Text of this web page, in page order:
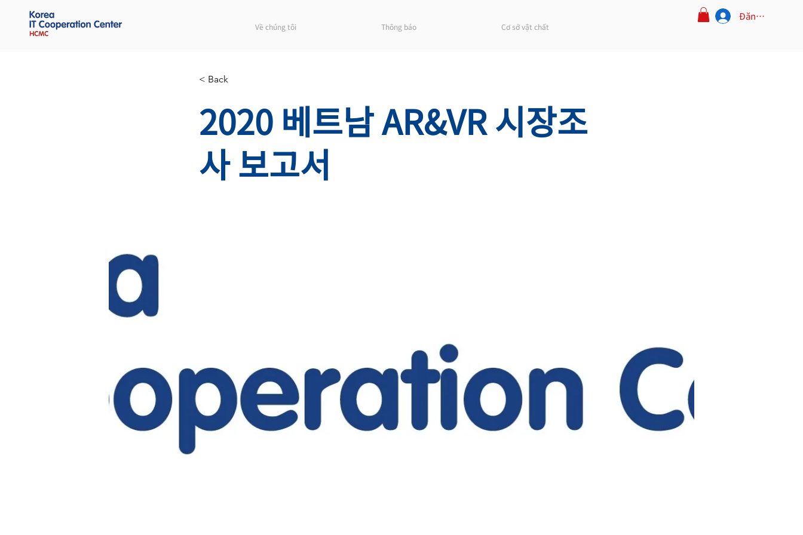
Về chúng tôi Thông báo Cơ sở vật chất
Đăng nhập
< Back
2020 베트남 AR&VR 시장조
사 보고서